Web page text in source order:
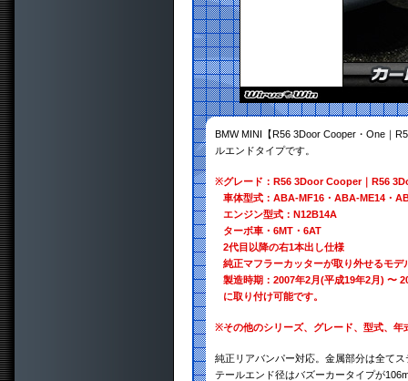
BMW MINI【R56 3Door Cooper・One｜
ルエンドタイプです。
※グレード：R56 3Door Cooper｜R56
車体型式：ABA-MF16・ABA-ME14・
エンジン型式：N12B14A
ターボ車・6MT・6AT
2代目以降の右1本出し仕様
純正マフラーカッターが取り外せるモデ
製造時期：2007年2月(平成19年2月) 〜
に取り付け可能です。
※その他のシリーズ、グレード、型式、
純正リアバンパー対応。金属部分は全て
テールエンド径はバズーカータイプが